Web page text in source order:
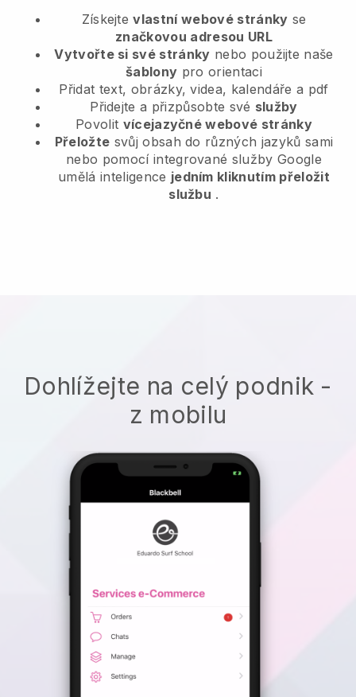
Získejtevlastní webové stránky se
značkovou adresou URL
Vytvořte si své stránky nebo použijte naše
šablony pro orientaci
Přidat text, obrázky, videa, kalendáře a pdf
Přidejte a přizpůsobte své služby
Povolit vícejazyčné webové stránky
Přeložte svůj obsah do různých jazyků sami
nebo pomocí integrované služby Google
umělá inteligence jedním kliknutím přeložit
službu .
Dohlížejte na celý podnik -
z mobilu